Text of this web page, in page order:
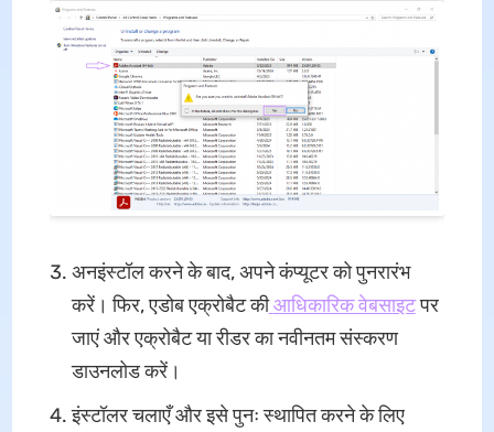
अनइंस्टॉल करने के बाद, अपने कंप्यूटर को पुनरारंभ
करें। फिर, एडोब एक्रोबैट कीआधिकारिक वेबसाइटपर
जाएं और एक्रोबैट या रीडर का नवीनतम संस्करण
डाउनलोड करें।
इंस्टॉलर चलाएँ और इसे पुनः स्थापित करने के लिए